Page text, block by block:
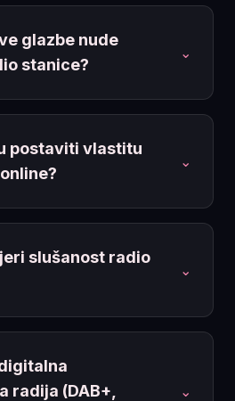
glazbe nude
stanice?
⌄
postaviti vlastitu
⌄
slušanost radio
⌄
radija (DAB+,
⌄